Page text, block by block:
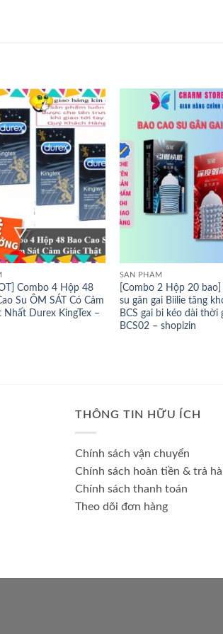
Combo 4 Hộp 48
Su ÔM SÁT Có Cảm
Nhất Durex KingTex –
SẢN PHẨM
[Combo 2 Hộp 20 bao]
su gân gai Biilie tăng
BCS gai bi kéo dài thời
BCS02 – shopizin
THÔNG TIN HỮU ÍCH
Chính sách vận chuyển
Chính sách hoàn tiền & trả
Chính sách thanh toán
Theo dõi đơn hàng